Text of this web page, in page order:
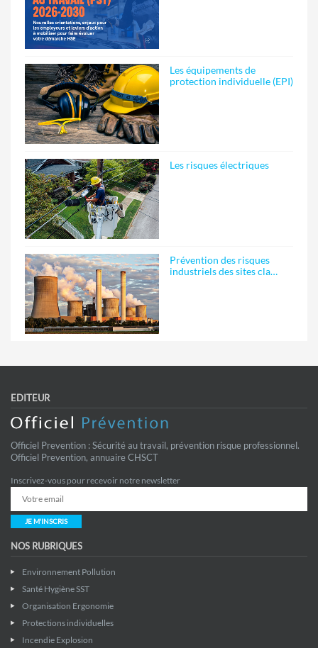
Les équipements de
protection individuelle (EPI)
Les risques électriques
Prévention des risques
industriels des sites cla…
EDITEUR
Officiel Prevention : Sécurité au travail, prévention risque professionnel.
Officiel Prevention, annuaire CHSCT
Inscrivez-vous pour recevoir notre newsletter
JE M'INSCRIS
NOS RUBRIQUES
Environnement Pollution
Santé Hygiène SST
Organisation Ergonomie
Protections individuelles
Incendie Explosion